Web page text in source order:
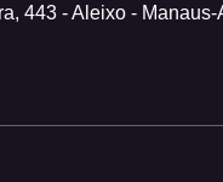
443 - Aleixo - Manaus-